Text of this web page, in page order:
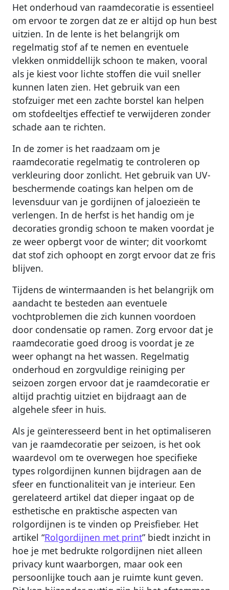
Het onderhoud van raamdecoratie is essentieel
om ervoor te zorgen dat ze er altijd op hun best
uitzien. In de lente is het belangrijk om
regelmatig stof af te nemen en eventuele
vlekken onmiddellijk schoon te maken, vooral
als je kiest voor lichte stoffen die vuil sneller
kunnen laten zien. Het gebruik van een
stofzuiger met een zachte borstel kan helpen
om stofdeeltjes effectief te verwijderen zonder
schade aan te richten.
In de zomer is het raadzaam om je
raamdecoratie regelmatig te controleren op
verkleuring door zonlicht. Het gebruik van UV-
beschermende coatings kan helpen om de
levensduur van je gordijnen of jaloezieën te
verlengen. In de herfst is het handig om je
decoraties grondig schoon te maken voordat je
ze weer opbergt voor de winter; dit voorkomt
dat stof zich ophoopt en zorgt ervoor dat ze fris
blijven.
Tijdens de wintermaanden is het belangrijk om
aandacht te besteden aan eventuele
vochtproblemen die zich kunnen voordoen
door condensatie op ramen. Zorg ervoor dat je
raamdecoratie goed droog is voordat je ze
weer ophangt na het wassen. Regelmatig
onderhoud en zorgvuldige reiniging per
seizoen zorgen ervoor dat je raamdecoratie er
altijd prachtig uitziet en bijdraagt aan de
algehele sfeer in huis.
Als je geïnteresseerd bent in het optimaliseren
van je raamdecoratie per seizoen, is het ook
waardevol om te overwegen hoe specifieke
types rolgordijnen kunnen bijdragen aan de
sfeer en functionaliteit van je interieur. Een
gerelateerd artikel dat dieper ingaat op de
esthetische en praktische aspecten van
rolgordijnen is te vinden op Preisfieber. Het
artikel “Rolgordijnen met print” biedt inzicht in
hoe je met bedrukte rolgordijnen niet alleen
privacy kunt waarborgen, maar ook een
persoonlijke touch aan je ruimte kunt geven.